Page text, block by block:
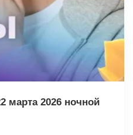
марта 2026 ночной